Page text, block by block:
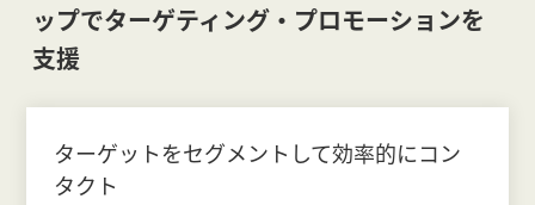
ップでターゲティング・プロモーションを
支援
ターゲットをセグメントして効率的にコン
タクト